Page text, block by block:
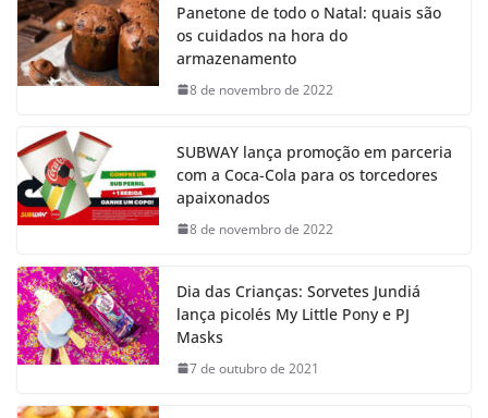
Panetone de todo o Natal: quais são
os cuidados na hora do
armazenamento
8 de novembro de 2022
SUBWAY lança promoção em parceria
com a Coca-Cola para os torcedores
apaixonados
8 de novembro de 2022
Dia das Crianças: Sorvetes Jundiá
lança picolés My Little Pony e PJ
Masks
7 de outubro de 2021